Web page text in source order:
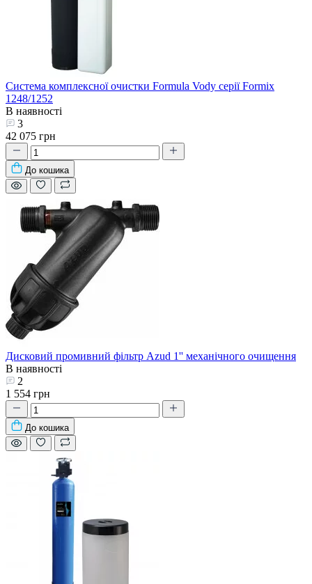
Система комплексної очистки Formula Vody серії Formix
1248/1252
В наявності
3
42 075 грн
До кошика
Дисковий промивний фільтр Azud 1'' механічного очищення
В наявності
2
1 554 грн
До кошика